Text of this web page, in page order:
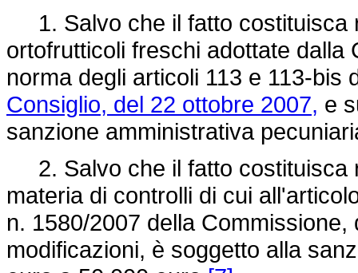
1. Salvo che il fatto costituisca
ortofrutticoli freschi adottate dalla
norma degli articoli 113 e 113-bis
Consiglio, del 22 ottobre 2007, e
sanzione amministrativa
2. Salvo che il fatto costituisca
materia di controlli di cui
n. 1580/2007 della
modificazioni, è soggetto alla